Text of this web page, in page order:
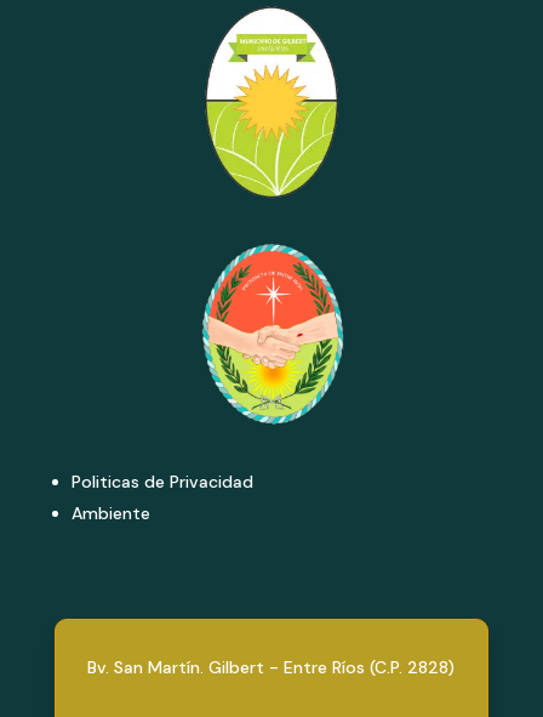
Politicas de Privacidad
Ambiente
Bv. San Martín. Gilbert - Entre Ríos (C.P. 2828)